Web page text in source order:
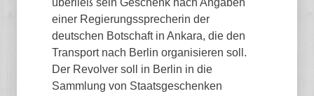
überließ sein Geschenk nach Angaben
einer Regierungssprecherin der
deutschen Botschaft in Ankara, die den
Transport nach Berlin organisieren soll.
Der Revolver soll in Berlin in die
Sammlung von Staatsgeschenken